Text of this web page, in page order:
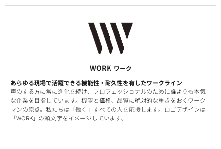
WORK ワーク
あらゆる現場で活躍できる機能性・耐久性を有したワークライン
声のする方に常に進化を続け、プロフェッショナルのために誰よりも本気
な企業を目指しています。機能と価格、品質に絶対的な重きをおくワーク
マンの原点。私たちは「働く」すべての人を応援します。ロゴデザインは
「WORK」の頭文字をイメージしています。